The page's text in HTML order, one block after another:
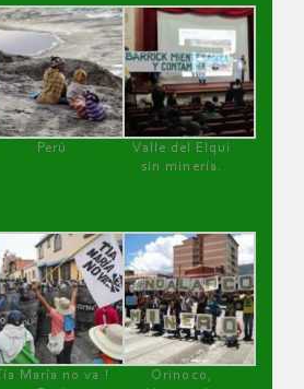
Perú
Valle del Elqui
sin minería.
Tía María no va !
Orinoco,